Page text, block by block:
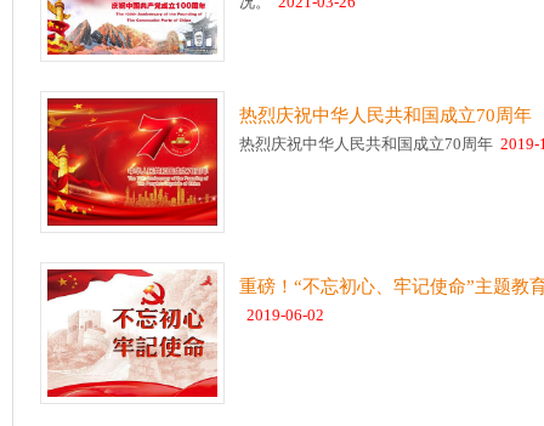
热烈庆祝中华人民共和国成立70周年
热烈庆祝中华人民共和国成立70周年 2019-
重磅！“不忘初心、牢记使命”主题教
2019-06-02